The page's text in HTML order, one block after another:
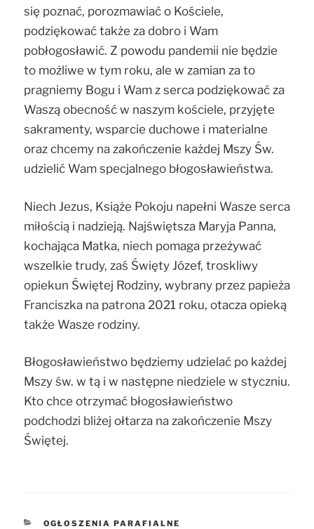
się poznać, porozmawiać o Kościele,
podziękować także za dobro i Wam
pobłogosławić. Z powodu pandemii nie będzie
to możliwe w tym roku, ale w zamian za to
pragniemy Bogu i Wam z serca podziękować za
Waszą obecność w naszym kościele, przyjęte
sakramenty, wsparcie duchowe i materialne
oraz chcemy na zakończenie każdej Mszy Św.
udzielić Wam specjalnego błogosławieństwa.
Niech Jezus, Książe Pokoju napełni Wasze serca
miłością i nadzieją. Najświętsza Maryja Panna,
kochająca Matka, niech pomaga przeżywać
wszelkie trudy, zaś Święty Józef, troskliwy
opiekun Świętej Rodziny, wybrany przez papieża
Franciszka na patrona 2021 roku, otacza opieką
także Wasze rodziny.
Błogosławieństwo będziemy udzielać po każdej
Mszy św. w tą i w następne niedziele w styczniu.
Kto chce otrzymać błogosławieństwo
podchodzi bliżej ołtarza na zakończenie Mszy
Świętej.
KATEGORIE
OGŁOSZENIA PARAFIALNE